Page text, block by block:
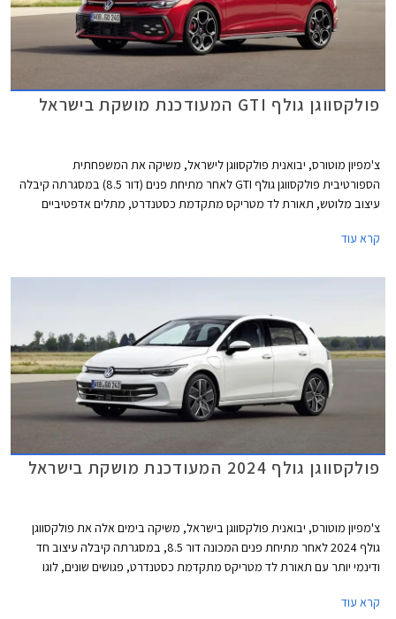
פולקסווגן גולף GTI המעודכנת מושקת בישראל
צ'מפיון מוטורס, יבואנית פולקסווגן לישראל, משיקה את המשפחתית
הספורטיבית פולקסווגן גולף GTI לאחר מתיחת פנים (דור 8.5) במסגרתה קיבלה
עיצוב מלוטש, תאורת לד מטריקס מתקדמת כסטנדרט, מתלים אדפטיביים
45,000 ₪ ביחס לדגם היוצא ועומד כעת על 299,900 ₪.
קרא עוד
פולקסווגן גולף 2024 המעודכנת מושקת בישראל
צ'מפיון מוטורס, יבואנית פולקסווגן בישראל, משיקה בימים אלה את פולקסווגן
גולף 2024 לאחר מתיחת פנים המכונה דור 8.5, במסגרתה קיבלה עיצוב חד
ודינמי יותר עם תאורת לד מטריקס מתקדמת כסטנדרט, פגושים שונים, לוגו
אינץ' עם ממשק נוח יותר לתפעול ואפשרויות התאמה אישית. בנוסף עודכן היצע
קרא עוד